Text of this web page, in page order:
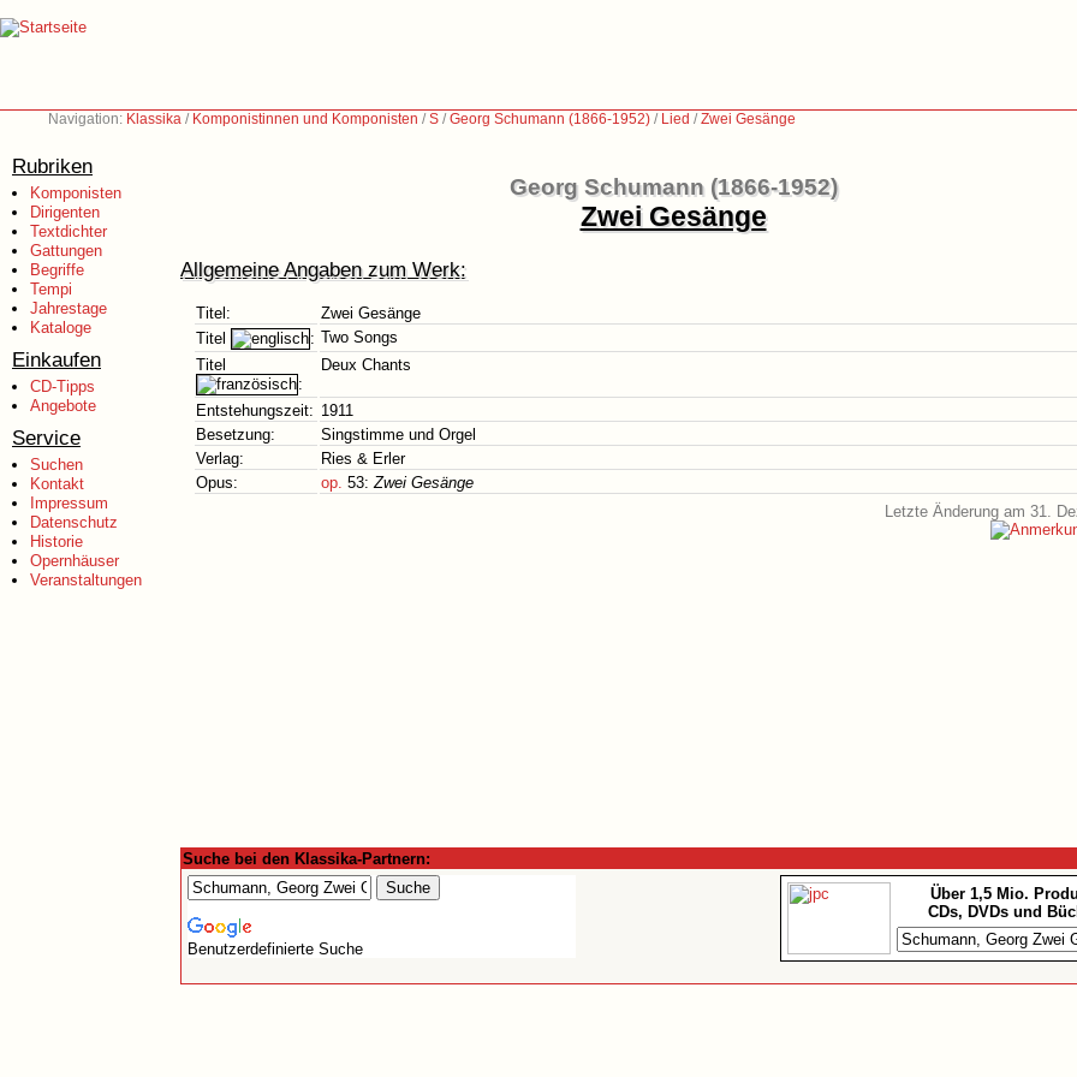
Navigation: Klassika / Komponistinnen und Komponisten /S /Georg Schumann (1866-1952) / Lied /Zwei Gesänge
Rubriken
Komponisten
Dirigenten
Textdichter
Gattungen
Begriffe
Tempi
Jahrestage
Kataloge
Einkaufen
CD-Tipps
Angebote
Service
Suchen
Kontakt
Impressum
Datenschutz
Historie
Opernhäuser
Veranstaltungen
Georg Schumann (1866-1952)
Zwei Gesänge
Allgemeine Angaben zum Werk:
Titel:
Zwei Gesänge
Titel
: Two Songs
Titel
:
Deux Chants
Entstehungszeit: 1911
Besetzung:
Singstimme und Orgel
Verlag:
Ries & Erler
Opus:
op. 53:Zwei Gesänge
Letzte Änderung am 31.
Suche bei den Klassika-Partnern:
Benutzerdefinierte Suche
Über 1,5 Mio.
CDs, DVDs und